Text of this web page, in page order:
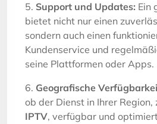
5. Support und Updates: Ein
bietet nicht nur einen
sondern auch einen
Kundenservice und
seine Plattformen oder Apps.
6. Geografische
ob der Dienst in Ihrer Region,
IPTV, verfügbar und